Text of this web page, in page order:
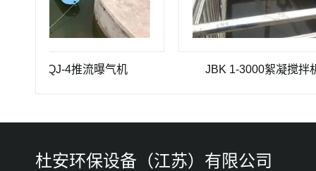
4推流曝气机 JBK 1-3000絮凝搅拌机
杜安环保设备（江苏）有限公司